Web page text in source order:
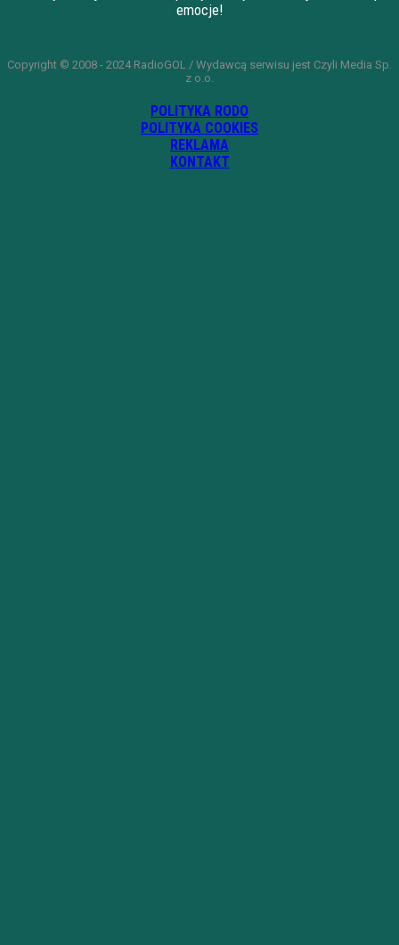
emocje!
Copyright © 2008 - 2024 RadioGOL / Wydawcą serwisu jest Czyli Media Sp.
z o.o.
POLITYKA RODO
POLITYKA COOKIES
REKLAMA
KONTAKT